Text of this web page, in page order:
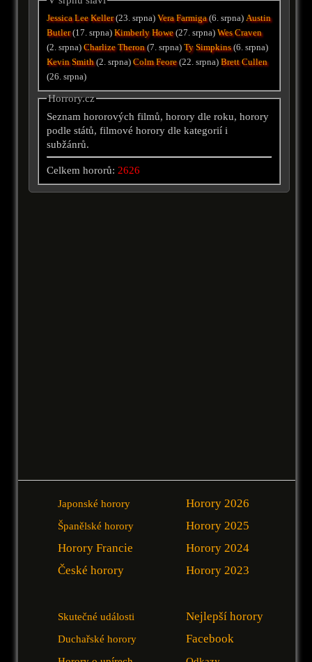
Jessica Lee Keller(23. srpna)Vera Farmiga(6. srpna)Austin
Butler(17. srpna)Kimberly Howe(27. srpna)Wes Craven
(2. srpna)Charlize Theron(7. srpna)Ty Simpkins(6. srpna)
Kevin Smith(2. srpna)Colm Feore(22. srpna)Brett Cullen
(26. srpna)
Horrory.cz
Seznam hororových filmů, horory dle roku, horory
podle států, filmové horory dle kategorií i
subžánrů.
Celkem hororů: 2626
Japonské horory
Španělské horory
Horory Francie
České horory
Horory 2026
Horory 2025
Horory 2024
Horory 2023
Skutečné události
Duchařské horory
Nejlepší horory
Facebook